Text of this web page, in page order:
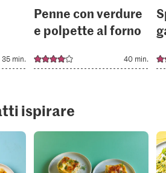
35 min.
Penne con verdure
e polpette al forno
40 min.
ispirare